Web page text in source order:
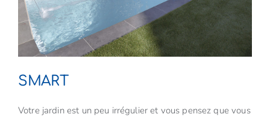
SMART
Votre jardin est un peu irrégulier et vous pensez que vous